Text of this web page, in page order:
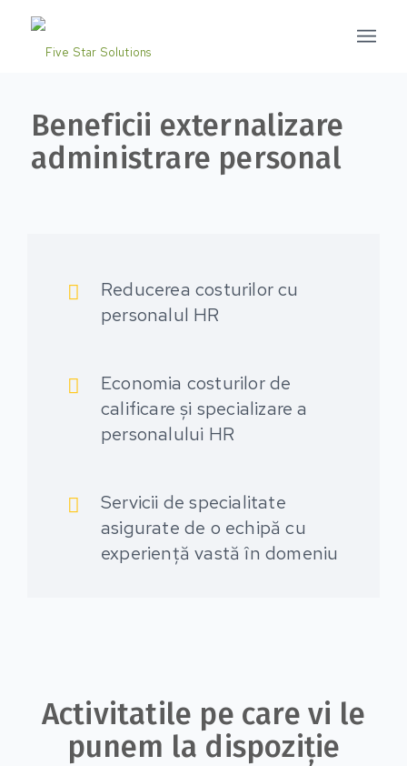
Beneficii externalizare
administrare personal
Reducerea costurilor cu
personalul HR
Economia costurilor de
calificare și specializare a
personalului HR
Servicii de specialitate
asigurate de o echipă cu
experiență vastă în domeniu
Activitatile pe care vi le
punem la dispoziție